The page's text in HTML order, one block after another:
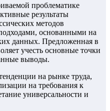
проблематике
результаты
методов
основанными на
данных. Предложенная в
учесть основные точки
выводы.
на рынке труда,
на требования к
универсальности и